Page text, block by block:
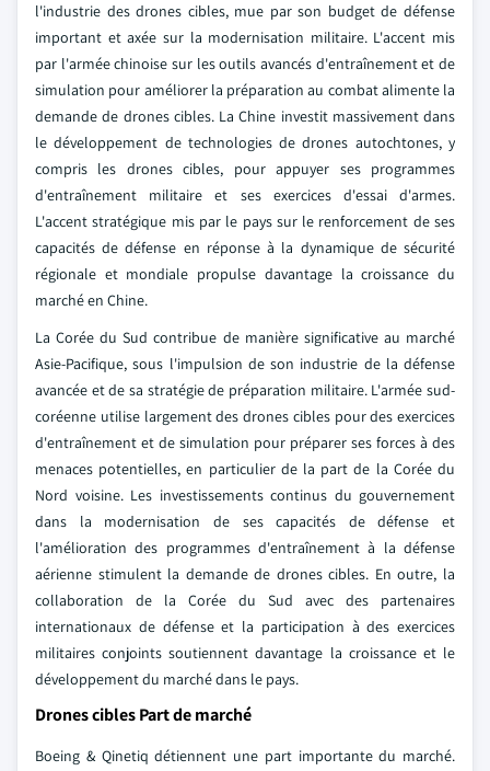
l'industrie des drones cibles, mue par son budget de défense
important et axée sur la modernisation militaire. L'accent mis
par l'armée chinoise sur les outils avancés d'entraînement et de
simulation pour améliorer la préparation au combat alimente la
demande de drones cibles. La Chine investit massivement dans
le développement de technologies de drones autochtones, y
compris les drones cibles, pour appuyer ses programmes
d'entraînement militaire et ses exercices d'essai d'armes.
L'accent stratégique mis par le pays sur le renforcement de ses
capacités de défense en réponse à la dynamique de sécurité
régionale et mondiale propulse davantage la croissance du
marché en Chine.
La Corée du Sud contribue de manière significative au marché
Asie-Pacifique, sous l'impulsion de son industrie de la défense
avancée et de sa stratégie de préparation militaire. L'armée sud-
coréenne utilise largement des drones cibles pour des exercices
d'entraînement et de simulation pour préparer ses forces à des
menaces potentielles, en particulier de la part de la Corée du
Nord voisine. Les investissements continus du gouvernement
dans la modernisation de ses capacités de défense et
l'amélioration des programmes d'entraînement à la défense
aérienne stimulent la demande de drones cibles. En outre, la
collaboration de la Corée du Sud avec des partenaires
internationaux de défense et la participation à des exercices
militaires conjoints soutiennent davantage la croissance et le
développement du marché dans le pays.
Drones cibles Part de marché
Boeing & Qinetiq détiennent une part importante du marché.